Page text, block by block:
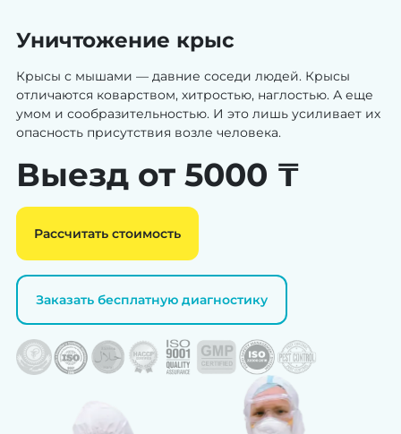
Уничтожение крыс
Крысы с мышами — давние соседи людей. Крысы
отличаются коварством, хитростью, наглостью. А еще
умом и сообразительностью. И это лишь усиливает их
опасность присутствия возле человека.
Выезд от 5000 ₸
Рассчитать стоимость
Заказать бесплатную диагностику